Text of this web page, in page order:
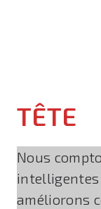
TÊTE
Nous
améliorons